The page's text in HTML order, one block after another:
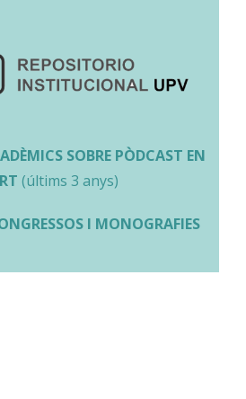
SOBRE PÒDCAST EN
(últims 3 anys)
I MONOGRAFIES